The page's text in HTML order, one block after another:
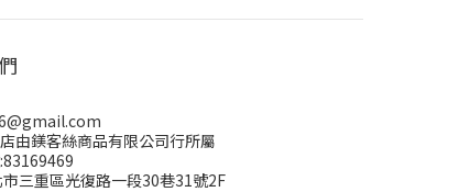
由鎂客絲商品有限公司行所屬
三重區光復路一段30巷31號2F